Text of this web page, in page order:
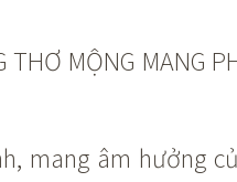
MỘNG MANG
mang âm hưởng